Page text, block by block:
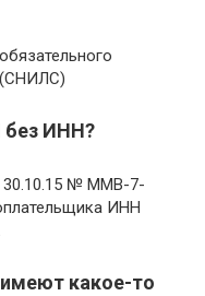
(СНИЛС)
без ИНН?
30.10.15 № ММВ-7-
ИНН
какое-то